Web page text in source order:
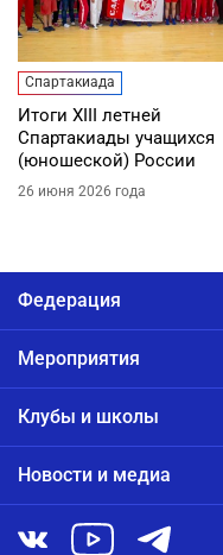
Спартакиада
Итоги XIII летней
Спартакиады учащихся
(юношеской) России
26 июня 2026 года
Федерация
Мероприятия
Клубы и школы
Новости и медиа